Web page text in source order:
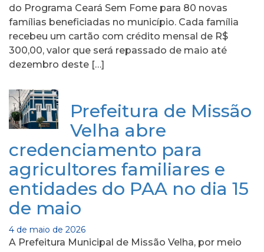
do Programa Ceará Sem Fome para 80 novas
famílias beneficiadas no município. Cada família
recebeu um cartão com crédito mensal de R$
300,00, valor que será repassado de maio até
dezembro deste […]
Prefeitura de Missão
Velha abre
credenciamento para
agricultores familiares e
entidades do PAA no dia 15
de maio
4 de maio de 2026
A Prefeitura Municipal de Missão Velha, por meio